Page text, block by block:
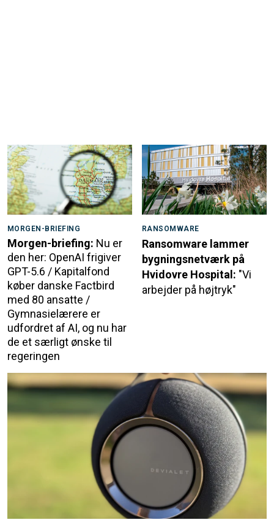
MORGEN-BRIEFING
Morgen-briefing: Nu er
den her: OpenAI frigiver
GPT-5.6 / Kapitalfond
køber danske Factbird
med 80 ansatte /
Gymnasielærere er
udfordret af AI, og nu har
de et særligt ønske til
regeringen
RANSOMWARE
Ransomware lammer
bygningsnetværk på
Hvidovre Hospital: "Vi
arbejder på højtryk"